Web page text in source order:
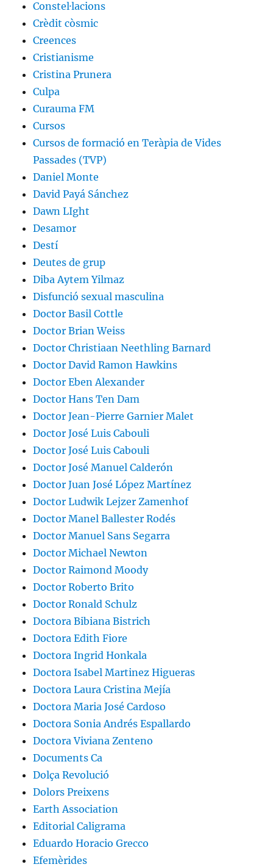
Constel·lacions
Crèdit còsmic
Creences
Cristianisme
Cristina Prunera
Culpa
Curauma FM
Cursos
Cursos de formació en Teràpia de Vides
Passades (TVP)
Daniel Monte
David Payá Sánchez
Dawn LIght
Desamor
Destí
Deutes de grup
Diba Aytem Yilmaz
Disfunció sexual masculina
Doctor Basil Cottle
Doctor Brian Weiss
Doctor Christiaan Neethling Barnard
Doctor David Ramon Hawkins
Doctor Eben Alexander
Doctor Hans Ten Dam
Doctor Jean-Pierre Garnier Malet
Doctor José Luis Cabouli
Doctor José Luis Cabouli
Doctor José Manuel Calderón
Doctor Juan José López Martínez
Doctor Ludwik Lejzer Zamenhof
Doctor Manel Ballester Rodés
Doctor Manuel Sans Segarra
Doctor Michael Newton
Doctor Raimond Moody
Doctor Roberto Brito
Doctor Ronald Schulz
Doctora Bibiana Bistrich
Doctora Edith Fiore
Doctora Ingrid Honkala
Doctora Isabel Martinez Higueras
Doctora Laura Cristina Mejía
Doctora Maria José Cardoso
Doctora Sonia Andrés Espallardo
Doctora Viviana Zenteno
Documents Ca
Dolça Revolució
Dolors Preixens
Earth Association
Editorial Caligrama
Eduardo Horacio Grecco
Efemèrides